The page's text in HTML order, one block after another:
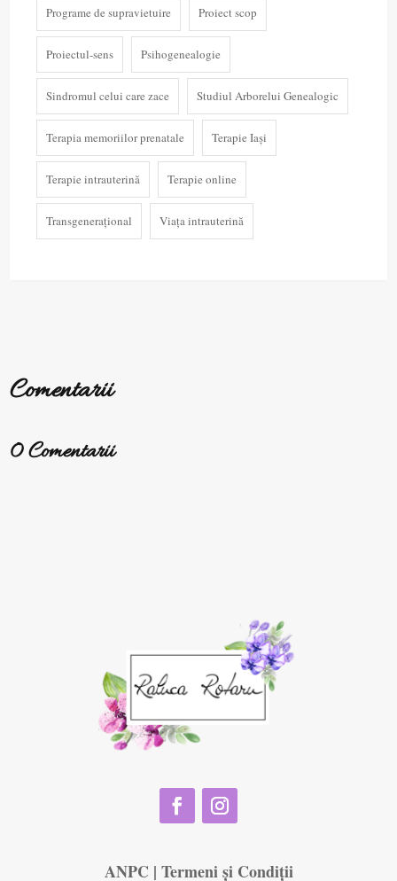
Programe de supravietuire Proiect scop
Proiectul-sens Psihogenealogie
Sindromul celui care zace Studiul Arborelui Genealogic
Terapia memoriilor prenatale Terapie Iași
Terapie intrauterină Terapie online
Transgenerațional Viața intrauterină
Comentarii
0 Comentarii
ANPC | Termeni și Condiții